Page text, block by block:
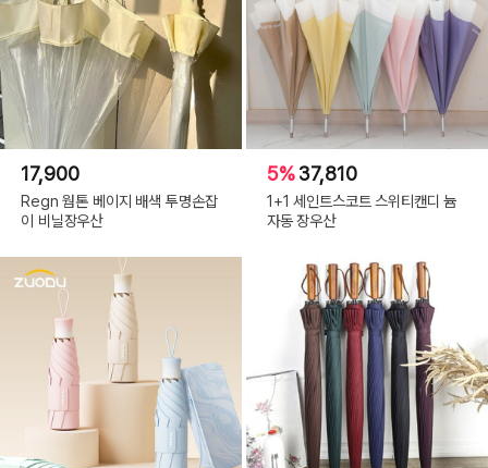
17,900
Regn 웜톤 베이지 배색 투명손잡
이 비닐장우산
5%37,810
1+1 세인트스코트 스위티캔디 늄
자동 장우산